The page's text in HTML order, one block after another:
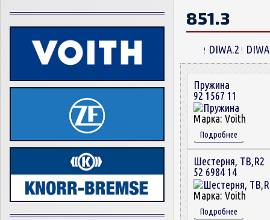
851.3
DIWA.2
Пружина
92 1567 11
Марка: Voith
Подробнее
Шестерня, TB,R2
52 6984 14
Марка: Voith
Подробнее